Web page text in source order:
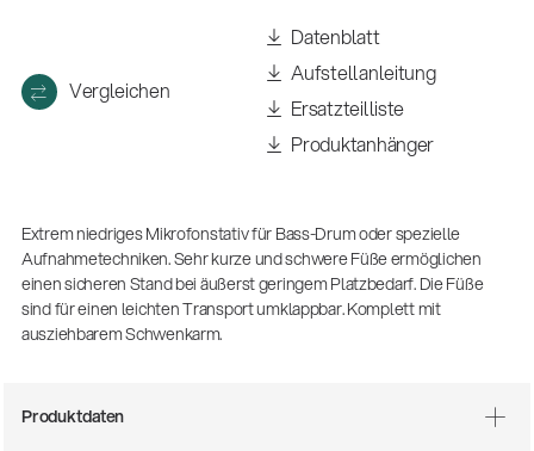
Fachkraft für Metalltechnik Ausbildung
(m/w/d)
Ausbildung | freie Ausbildungsstellen
Vergleichen
Datenblatt
Aufstellanleitung
Ersatzteilliste
Produktanhänger
Extrem niedriges Mikrofonstativ für Bass-Drum oder spezielle
Aufnahmetechniken. Sehr kurze und schwere Füße ermöglichen
einen sicheren Stand bei äußerst geringem Platzbedarf. Die Füße
sind für einen leichten Transport umklappbar. Komplett mit
ausziehbarem Schwenkarm.
Produktdaten